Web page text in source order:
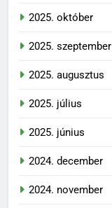
2025. október
2025. szeptember
2025. augusztus
2025. július
2025. június
2024. december
2024. november